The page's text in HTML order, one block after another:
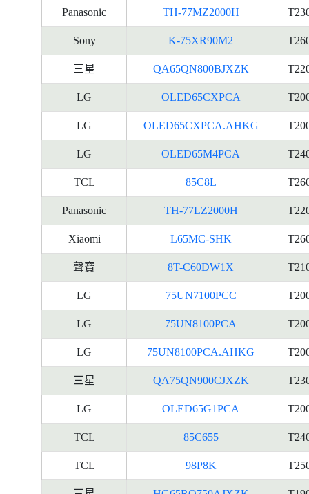
Panasonic TH-77MZ2000H
Sony K-75XR90M2
三星 QA65QN800BJXZK
LG OLED65CXPCA
LG OLED65CXPCA.AHKG
LG OLED65M4PCA
TCL 85C8L
Panasonic TH-77LZ2000H
Xiaomi L65MC-SHK
聲寶 8T-C60DW1X
LG 75UN7100PCC
LG 75UN8100PCA
LG 75UN8100PCA.AHKG
三星 QA75QN900CJXZK
LG OLED65G1PCA
TCL 85C655
TCL 98P8K